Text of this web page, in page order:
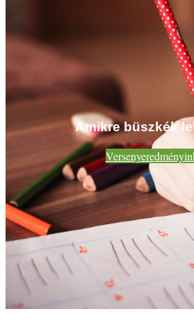
Amikre büszkék